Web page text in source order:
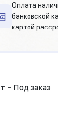
Оплата
банковской
картой
- Под заказ